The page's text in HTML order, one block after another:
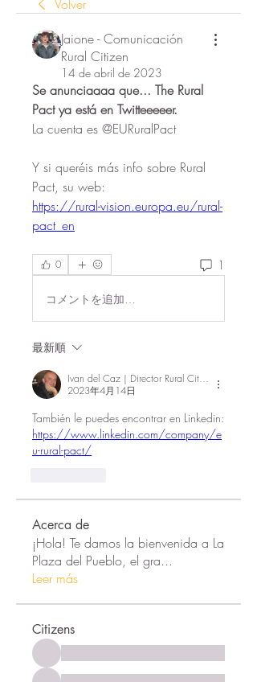
Volver
Jaione - Comunicación
Rural Citizen
14 de abril de 2023
Se anunciaaaa que... The Rural
Pact ya está en Twitteeeeer.
La cuenta es @EURuralPact
Y si queréis más info sobre Rural
Pact, su web:
https://rural-vision.europa.eu/rural-
pact_en
0 1
コメントを追加…
最新順
Ivan del Caz | Director Rural Citizen
2023年4月14日
https://www.linkedin.com/company/e
u-rural-pact/
Acerca de
¡Hola! Te damos la bienvenida a La
Plaza del Pueblo, el gra...
Leer más
Citizens